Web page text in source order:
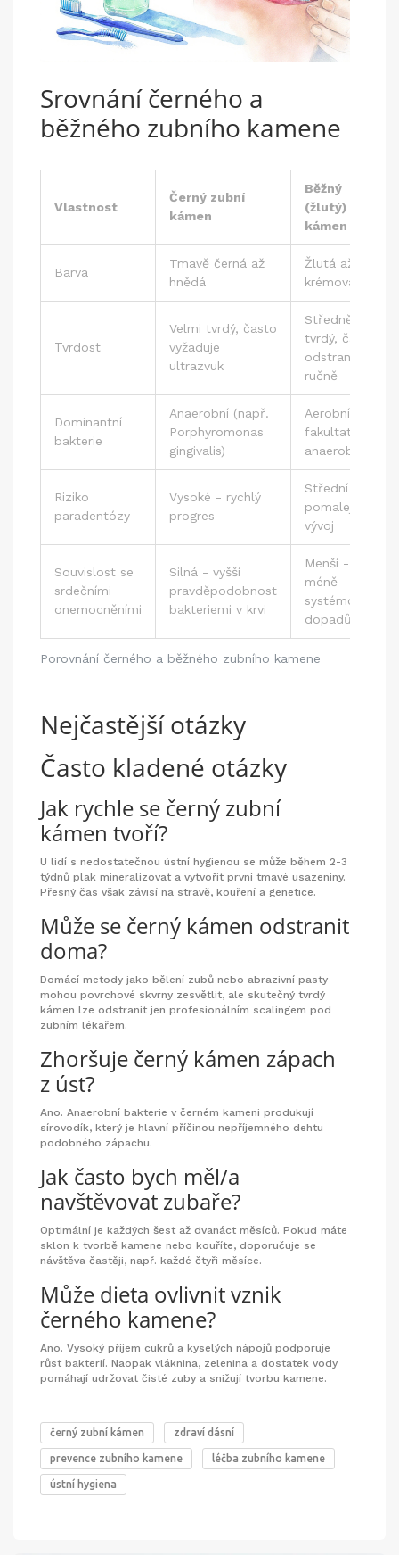
Srovnání černého a
běžného zubního kamene
Porovnání černého a běžného zubního kamene
Vlastnost
Černý zubní
kámen
Běžný
(žlutý)
kámen
Barva
Tmavě černá až
hnědá
Žlutá až
krémová
Tvrdost
Velmi tvrdý, často
vyžaduje
ultrazvuk
Středně
tvrdý, často
odstranitelný
ručně
Dominantní
bakterie
Anaerobní (např.
Porphyromonas
gingivalis)
Aerobní a
fakultativně
anaerobní
Riziko
paradentózy
Vysoké - rychlý
progres
Střední -
pomalejší
vývoj
Souvislost se
srdečními
onemocněními
Silná - vyšší
pravděpodobnost
bakteriemi v krvi
Menší -
méně
systémových
dopadů
Nejčastější otázky
Často kladené otázky
Jak rychle se černý zubní
kámen tvoří?
U lidí s nedostatečnou ústní hygienou se může během 2-3
týdnů plak mineralizovat a vytvořit první tmavé usazeniny.
Přesný čas však závisí na stravě, kouření a genetice.
Může se černý kámen odstranit
doma?
Domácí metody jako bělení zubů nebo abrazivní pasty
mohou povrchové skvrny zesvětlit, ale skutečný tvrdý
kámen lze odstranit jen profesionálním scalingem pod
zubním lékařem.
Zhoršuje černý kámen zápach
z úst?
Ano. Anaerobní bakterie v černém kameni produkují
sírovodík, který je hlavní příčinou nepříjemného dehtu
podobného zápachu.
Jak často bych měl/a
navštěvovat zubaře?
Optimální je každých šest až dvanáct měsíců. Pokud máte
sklon k tvorbě kamene nebo kouříte, doporučuje se
návštěva častěji, např. každé čtyři měsíce.
Může dieta ovlivnit vznik
černého kamene?
Ano. Vysoký příjem cukrů a kyselých nápojů podporuje
růst bakterií. Naopak vláknina, zelenina a dostatek vody
pomáhají udržovat čisté zuby a snižují tvorbu kamene.
černý zubní kámen zdraví dásní
prevence zubního kamene léčba zubního kamene
ústní hygiena